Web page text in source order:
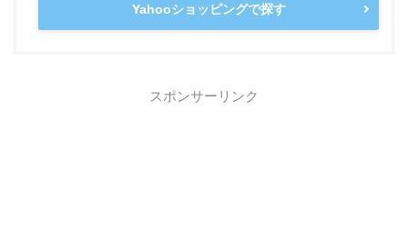
Yahooショッピングで探す
スポンサーリンク